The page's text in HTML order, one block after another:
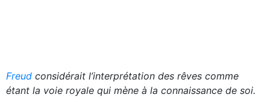
Freud considérait l’interprétation des rêves comme
étant la voie royale qui mène à la connaissance de soi.